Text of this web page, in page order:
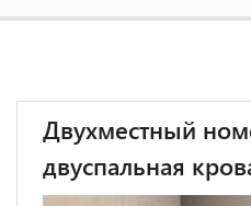
Двухместный
двуспальная